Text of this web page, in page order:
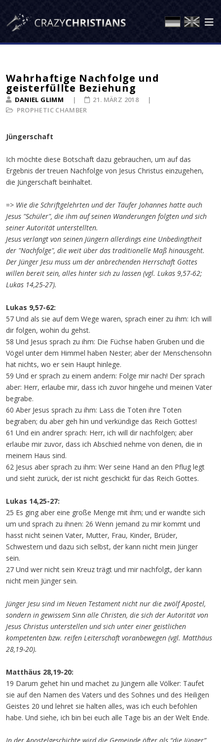
Wahrhaftige Nachfolge und
geisterfüllte Beziehung
DANIEL GLIMM
PROPHETIC CHAMBER
21. MÄRZ 2018
Jüngerschaft
Ich möchte diese Botschaft dazu gebrauchen, um auf das
Ergebnis der treuen Nachfolge von Jesus Christus einzugehen,
die Jüngerschaft beinhaltet.
=> Wie die Schriftgelehrten und der Täufer Johannes hatte auch
Jesus "Schüler", die ihm auf seinen Wanderungen folgten und sich
seiner Autorität unterstellten.
Jesus verlangt von seinen Jüngern allerdings eine Unbedingtheit
der "Nachfolge", die weit über das traditionelle Maß hinausgeht.
Der Jünger Jesu muss um der anbrechenden Herrschaft Gottes
willen bereit sein, alles hinter sich zu lassen (vgl. Lukas 9,57-62;
Lukas 14,25-27).
Lukas 9,57-62:
57 Und als sie auf dem Wege waren, sprach einer zu ihm: Ich will
dir folgen, wohin du gehst.
58 Und Jesus sprach zu ihm: Die Füchse haben Gruben und die
Vögel unter dem Himmel haben Nester; aber der Menschensohn
hat nichts, wo er sein Haupt hinlege.
59 Und er sprach zu einem andern: Folge mir nach! Der sprach
aber: Herr, erlaube mir, dass ich zuvor hingehe und meinen Vater
begrabe.
60 Aber Jesus sprach zu ihm: Lass die Toten ihre Toten
begraben; du aber geh hin und verkündige das Reich Gottes!
61 Und ein andrer sprach: Herr, ich will dir nachfolgen; aber
erlaube mir zuvor, dass ich Abschied nehme von denen, die in
meinem Haus sind.
62 Jesus aber sprach zu ihm: Wer seine Hand an den Pflug legt
und sieht zurück, der ist nicht geschickt für das Reich Gottes.
Lukas 14,25-27:
25 Es ging aber eine große Menge mit ihm; und er wandte sich
um und sprach zu ihnen: 26 Wenn jemand zu mir kommt und
hasst nicht seinen Vater, Mutter, Frau, Kinder, Brüder,
Schwestern und dazu sich selbst, der kann nicht mein Jünger
sein.
27 Und wer nicht sein Kreuz trägt und mir nachfolgt, der kann
nicht mein Jünger sein.
Jünger Jesu sind im Neuen Testament nicht nur die zwölf Apostel,
sondern in gewissem Sinn alle Christen, die sich der Autorität von
Jesus Christus unterstellen und sich unter einer geistlichen
kompetenten bzw. reifen Leiterschaft voranbewegen (vgl. Matthäus
28,19-20).
Matthäus 28,19-20:
19 Darum gehet hin und machet zu Jüngern alle Völker: Taufet
sie auf den Namen des Vaters und des Sohnes und des Heiligen
Geistes 20 und lehret sie halten alles, was ich euch befohlen
habe. Und siehe, ich bin bei euch alle Tage bis an der Welt Ende.